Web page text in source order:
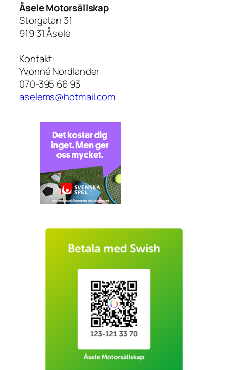
Åsele Motorsällskap
Storgatan 31
919 31 Åsele
Kontakt:
Yvonné Nordlander
070-395 66 93
aselems@hotmail.com